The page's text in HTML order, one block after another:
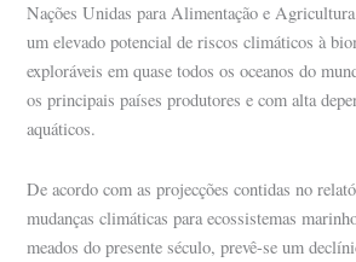
Nações Unidas para Alimentação e
um elevado potencial de riscos climáticos à
exploráveis ​​em quase todos os oceanos do
os principais países produtores e com alta
aquáticos.
De acordo com as projecções contidas no
mudanças climáticas para ecossistemas
meados do presente século, prevê-se um